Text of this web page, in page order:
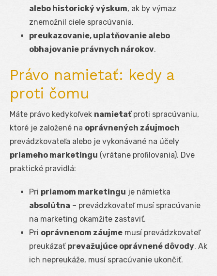
alebo historický výskum, ak by výmaz
znemožnil ciele spracúvania,
preukazovanie, uplatňovanie alebo
obhajovanie právnych nárokov.
Právo namietať: kedy a
proti čomu
Máte právo kedykoľvek namietaťproti spracúvaniu,
ktoré je založené na oprávnených záujmoch
prevádzkovateľa alebo je vykonávané na účely
priameho marketingu (vrátane profilovania). Dve
praktické pravidlá:
Pri priamom marketingu je námietka
absolútna – prevádzkovateľ musí spracúvanie
na marketing okamžite zastaviť.
Pri oprávnenom záujme musí prevádzkovateľ
preukázať prevažujúce oprávnené dôvody. Ak
ich nepreukáže, musí spracúvanie ukončiť.